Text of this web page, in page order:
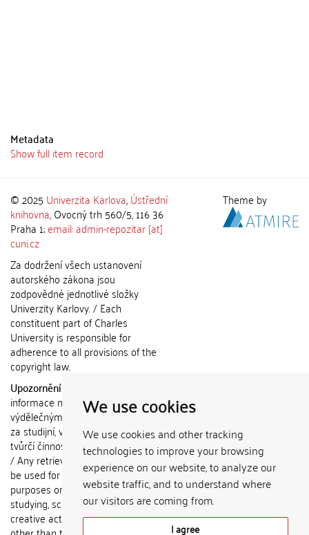
We use cookies
We use cookies and other tracking
technologies to improve your browsing
experience on our website, to analyze our
website traffic, and to understand where
our visitors are coming from.
I agree
Metadata
Show full item record
© 2025 Univerzita Karlova,Ústřední
knihovna, Ovocný trh 560/5, 116 36
Praha 1;email: admin-repozitar [at]
cuni.cz
Za dodržení všech ustanovení
autorského zákona jsou
zodpovědné jednotlivé složky
Univerzity Karlovy. / Each
constituent part of Charles
University is responsible for
adherence to all provisions of the
copyright law.
Upozornění / Notice:
informace nemohou být použity k
výdělečným účelům nebo vydávány
za studijní, vědeckou nebo jinou
tvůrčí činnost jiné osoby než autora.
/ Any retrieved information shall not
be used for any commercial
purposes or claimed as results of
studying, scientific or any other
creative activities of any person
Theme by